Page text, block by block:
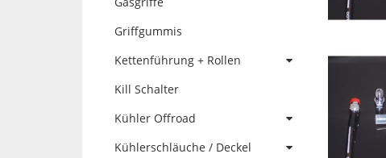
Griffgummis
Kettenführung + Rollen
Kill Schalter
Kühler Offroad
Kühlerschläuche / Deckel